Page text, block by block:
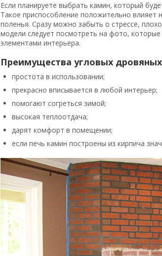
Если планируете выбрать камин, который
Такое приспособление положительно влияет
поленья. Сразу можно забыть о стрессе,
модели следует посмотреть на фото,
элементами интерьера.
Преимущества угловых
простота в использовании;
прекрасно вписывается в любой интерьер;
помогают согреться зимой;
высокая теплоотдача;
дарят комфорт в помещении;
если печь камин построены из кирпича